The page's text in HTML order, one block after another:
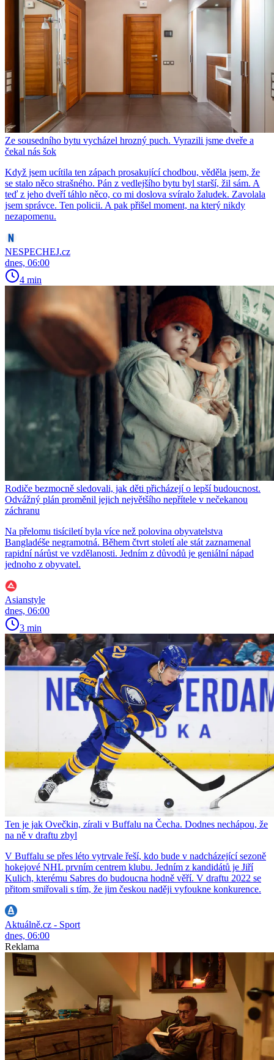
Ze sousedního bytu vycházel hrozný puch. Vyrazili jsme dveře a
čekal nás šok
Když jsem ucítila ten zápach prosakující chodbou, věděla jsem, že
se stalo něco strašného. Pán z vedlejšího bytu byl starší, žil sám. A
teď z jeho dveří táhlo něco, co mi doslova svíralo žaludek. Zavolala
jsem správce. Ten policii. A pak přišel moment, na který nikdy
nezapomenu.
NESPECHEJ.cz
dnes, 06:00
4 min
Rodiče bezmocně sledovali, jak děti přicházejí o lepší budoucnost.
Odvážný plán proměnil jejich největšího nepřítele v nečekanou
záchranu
Na přelomu tisíciletí byla více než polovina obyvatelstva
Bangladéše negramotná. Během čtvrt století ale stát zaznamenal
rapidní nárůst ve vzdělanosti. Jedním z důvodů je geniální nápad
jednoho z obyvatel.
Asianstyle
dnes, 06:00
3 min
Ten je jak Ovečkin, zírali v Buffalu na Čecha. Dodnes nechápou, že
na ně v draftu zbyl
V Buffalu se přes léto vytrvale řeší, kdo bude v nadcházející sezoně
hokejové NHL prvním centrem klubu. Jedním z kandidátů je Jiří
Kulich, kterému Sabres do budoucna hodně věří. V draftu 2022 se
přitom smiřovali s tím, že jim českou naději vyfoukne konkurence.
Aktuálně.cz - Sport
dnes, 06:00
Reklama